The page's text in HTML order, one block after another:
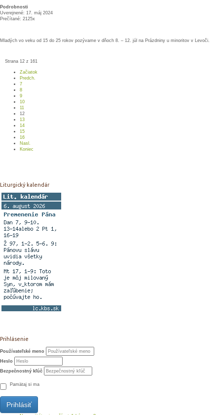
Podrobnosti
Uverejnené: 17. máj 2024
Prečítané: 2125x
Mladých vo veku od 15 do 25 rokov pozývame v dňoch 8. – 12. júl na Prázdniny u minoritov v Levoči.
Strana 12 z 161
Začiatok
Predch.
7
8
9
10
11
12
13
14
15
16
Nasl.
Koniec
Liturgický kalendár
Prihlásenie
Používateľské meno
Heslo
Bezpečnostný kľúč
Pamätaj si ma
Prihlásiť